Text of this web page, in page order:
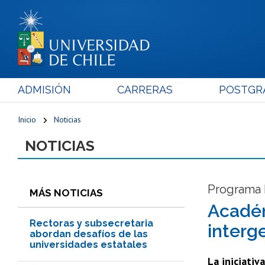
ADMISIÓN CARRERAS
Inicio Noticias
NOTICIAS
MÁS NOTICIAS
Rectoras y subsecretaria
abordan desafíos de las
universidades estatales
Programa
La